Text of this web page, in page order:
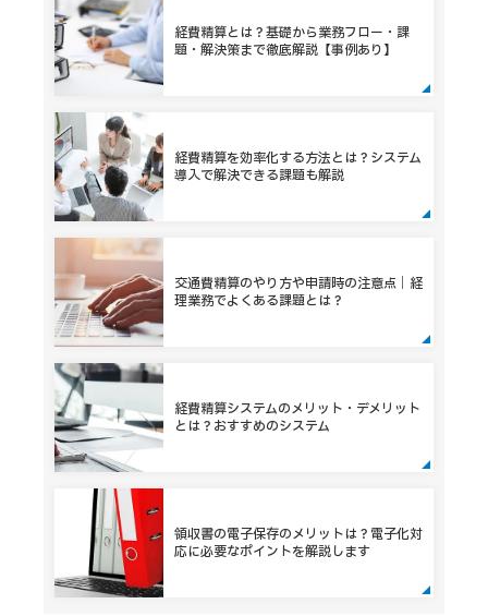
経費精算とは？基礎から業務フロー・課
題・解決策まで徹底解説【事例あり】
経費精算を効率化する方法とは？システム
導入で解決できる課題も解説
交通費精算のやり方や申請時の注意点｜経
理業務でよくある課題とは？
経費精算システムのメリット・デメリット
とは？おすすめのシステム
領収書の電子保存のメリットは？電子化対
応に必要なポイントを解説します